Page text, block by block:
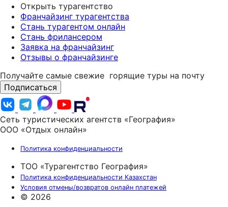
Открыть турагентство
Франчайзинг турагентства
Стань турагентом онлайн
Стань фрилансером
Заявка на франчайзинг
Отзывы о франчайзинге
Получайте самые свежие горящие туры на почту
Подписаться
Сеть туристических агентств «География»
ООО «Отдых онлайн»
Политика конфиденциальности
ТОО «Турагентство География»
Политика конфиденциальности Казахстан
Условия отмены/возвратов онлайн платежей
© 2026